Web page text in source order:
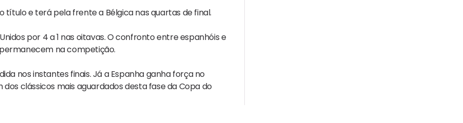
título e terá pela frente a Bélgica nas quartas de final.
por 4 a 1 nas oitavas. O confronto entre espanhóis e
na competição.
nos instantes finais. Já a Espanha ganha força no
clássicos mais aguardados desta fase da Copa do